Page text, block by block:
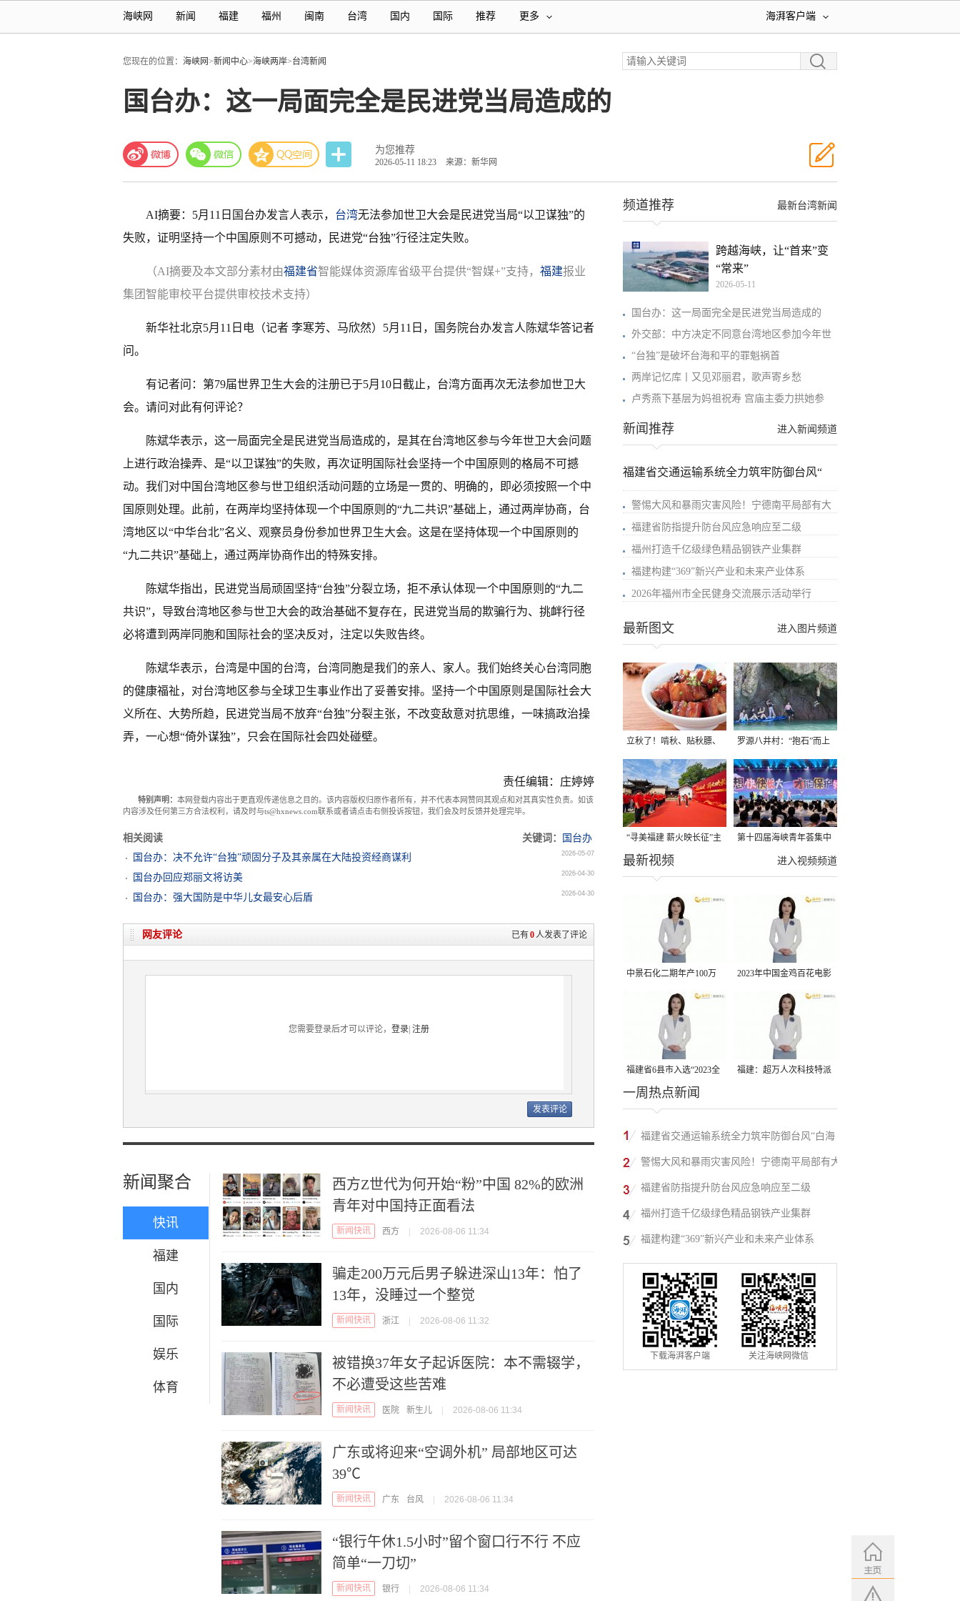
海峡网 新闻 福建 福州 闽南 台湾 国内 国际 推荐 更多 海湃客户端
您现在的位置： 海峡网>新闻中心>海峡两岸>台湾新闻
国台办：这一局面完全是民进党当局造成的
为您推荐
2026-05-11 18:23 来源：新华网
AI摘要： 5月11日国台办发言人表示， 台湾无法参加世卫大会是民进党当局“以卫谋独”的
失败，证明坚持一个中国原则不可撼动，民进党“台独”行径注定失败。
（AI摘要及本文部分素材由福建省智能媒体资源库省级平台提供“智媒+”支持， 福建报业
集团智能审校平台提供审校技术支持）
新华社北京5月11日电（记者 李寒芳、马欣然）5月11日，国务院台办发言人陈斌华答记者
问。
有记者问：第79届世界卫生大会的注册已于5月10日截止，台湾方面再次无法参加世卫大
会。请问对此有何评论？
陈斌华表示，这一局面完全是民进党当局造成的，是其在台湾地区参与今年世卫大会问题
上进行政治操弄、是“以卫谋独”的失败，再次证明国际社会坚持一个中国原则的格局不可撼
动。我们对中国台湾地区参与世卫组织活动问题的立场是一贯的、明确的，即必须按照一个中
国原则处理。此前，在两岸均坚持体现一个中国原则的“九二共识”基础上，通过两岸协商，台
湾地区以“中华台北”名义、观察员身份参加世界卫生大会。这是在坚持体现一个中国原则的
“九二共识”基础上，通过两岸协商作出的特殊安排。
陈斌华指出，民进党当局顽固坚持“台独”分裂立场，拒不承认体现一个中国原则的“九二
共识”，导致台湾地区参与世卫大会的政治基础不复存在，民进党当局的欺骗行为、挑衅行径
必将遭到两岸同胞和国际社会的坚决反对，注定以失败告终。
陈斌华表示，台湾是中国的台湾，台湾同胞是我们的亲人、家人。我们始终关心台湾同胞
的健康福祉，对台湾地区参与全球卫生事业作出了妥善安排。坚持一个中国原则是国际社会大
义所在、大势所趋，民进党当局不放弃“台独”分裂主张，不改变敌意对抗思维，一味搞政治操
弄，一心想“倚外谋独”，只会在国际社会四处碰壁。
责任编辑：庄婷婷
特别声明： 本网登载内容出于更直观传递信息之目的。该内容版权归原作者所有，并不代表本网赞同其观点和对其真实性负责。如该
内容涉及任何第三方合法权利，请及时与ts@hxnews.com联系或者请点击右侧投诉按钮，我们会及时反馈并处理完毕。
相关阅读 关键词：
国台办
国台办：决不允许“台独”顽固分子及其亲属在大陆投资经商谋利
2026-05-07
国台办回应郑丽文将访美 2026-04-30
国台办：强大国防是中华儿女最安心后盾 2026-04-30
已有0人发表了评论
网友评论
您需要登录后才可以评论， 登录| 注册
新闻聚合
快讯
福建
国内
国际
娱乐
体育
西方Z世代为何开始“粉”中国 82%的欧洲
青年对中国持正面看法
新闻快讯 西方 2026-08-06 11:34
骗走200万元后男子躲进深山13年：怕了
13年，没睡过一个整觉
新闻快讯 浙江 2026-08-06 11:32
被错换37年女子起诉医院：本不需辍学，
不必遭受这些苦难
新闻快讯 医院 新生儿 2026-08-06 11:34
广东或将迎来“空调外机” 局部地区可达
39℃
新闻快讯 广东 台风 2026-08-06 11:34
“银行午休1.5小时”留个窗口行不行 不应
简单“一刀切”
新闻快讯 银行 2026-08-06 11:34
最新台湾新闻
频道推荐
跨越海峡，让“首来”变
“常来”
2026-05-11
国台办：这一局面完全是民进党当局造成的
外交部：中方决定不同意台湾地区参加今年世
“台独”是破坏台海和平的罪魁祸首
两岸记忆库丨又见邓丽君，歌声寄乡愁
卢秀燕下基层为妈祖祝寿 宫庙主委力拱她参
进入新闻频道
新闻推荐
福建省交通运输系统全力筑牢防御台风“
警惕大风和暴雨灾害风险！宁德南平局部有大
福建省防指提升防台风应急响应至二级
福州打造千亿级绿色精品钢铁产业集群
福建构建“369”新兴产业和未来产业体系
2026年福州市全民健身交流展示活动举行
进入图片频道
最新图文
立秋了！啃秋、贴秋膘、
晒秋，福建人这样过才够
味→
罗源八井村：“抱石”而上
“寻美福建 薪火映长征”主
题活动在龙岩长汀启动
第十四届海峡青年荟集中
阶段活动在福州举行
进入视频频道
最新视频
中景石化二期年产100万
吨丙烷脱氢项目建成中交
2023年中国金鸡百花电影
节有福电影巡展31日启动
福建省6县市入选“2023全
国县域发展潜力百强县”
福建：超万人次科技特派
一周热点新闻
福建省交通运输系统全力筑牢防御台风“白海
豚”防线
警惕大风和暴雨灾害风险！宁德南平局部有大
暴雨
福建省防指提升防台风应急响应至二级
福州打造千亿级绿色精品钢铁产业集群
福建构建“369”新兴产业和未来产业体系
下载海湃客户端 关注海峡网微信